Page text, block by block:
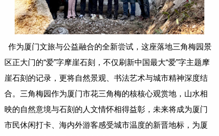
作为厦门文旅与公益融合的全新尝试，这座落地三角梅园景
区正大门的“爱”字摩崖石刻，不仅刷新中国最大“爱”字主题摩
崖石刻的记录，更将自然景观、书法艺术与城市精神深度结
合。三角梅园作为厦门市花三角梅的核核心观赏地，山水相
映的自然意境与石刻的人文情怀相得益彰，未来将成为厦门
市民休闲打卡、海内外游客感受城市温度的新晋地标，为厦